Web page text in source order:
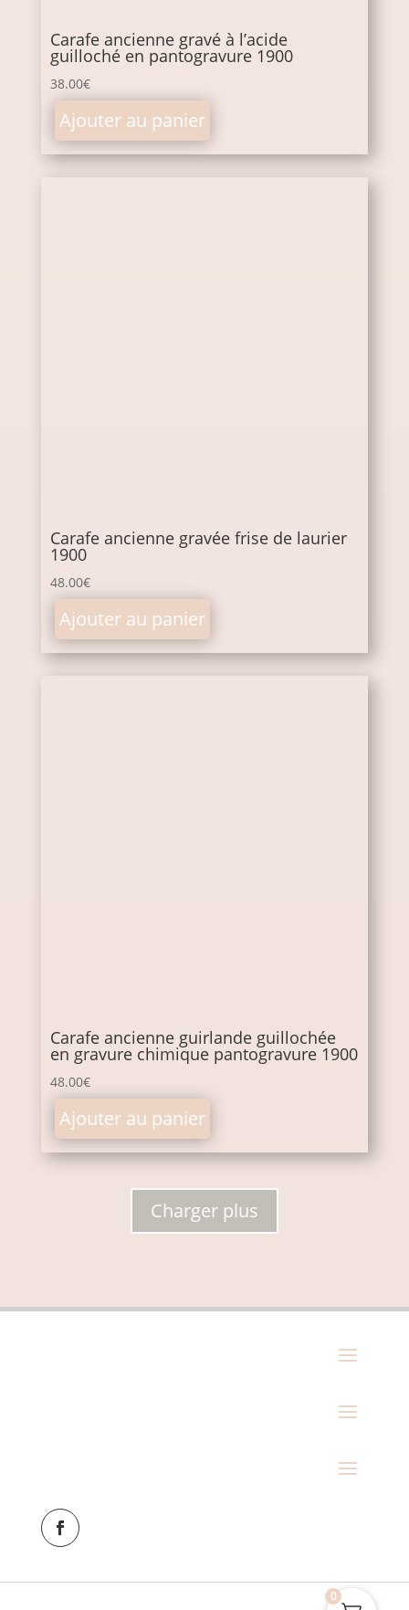
Carafe ancienne gravé à l’acide
guilloché en pantogravure 1900
38.00€
Ajouter au panier
Carafe ancienne gravée frise de laurier
1900
48.00€
Ajouter au panier
Carafe ancienne guirlande guillochée
en gravure chimique pantogravure 1900
48.00€
Ajouter au panier
Charger plus
0